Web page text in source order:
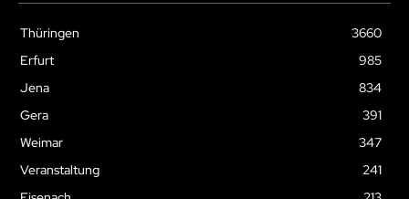
Thüringen
3660
Erfurt
985
Jena
834
Gera
391
Weimar
347
Veranstaltung
241